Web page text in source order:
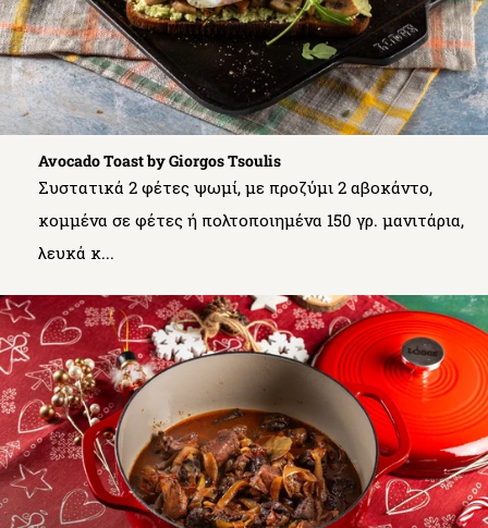
Avocado Toast by Giorgos Tsoulis
Συστατικά 2 φέτες ψωμί, με προζύμι 2 αβοκάντο,
κομμένα σε φέτες ή πολτοποιημένα 150 γρ. μανιτάρια,
λευκά κ...